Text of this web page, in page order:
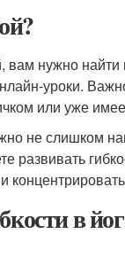
нужно
уроки.
или уже
не слишком
развивать
в